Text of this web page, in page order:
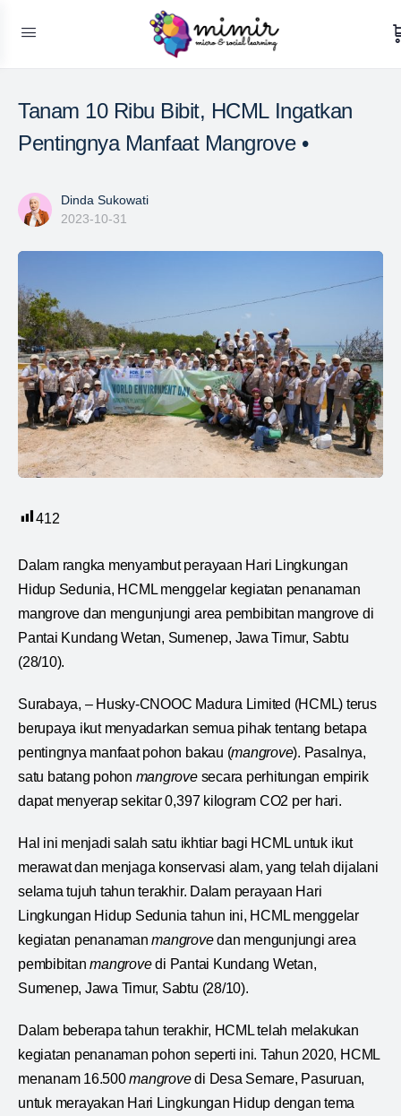
Tanam 10 Ribu Bibit, HCML Ingatkan
Pentingnya Manfaat Mangrove •
Dinda Sukowati
2023-10-31
412
Dalam rangka menyambut perayaan Hari Lingkungan
Hidup Sedunia, HCML menggelar kegiatan penanaman
mangrove dan mengunjungi area pembibitan mangrove di
Pantai Kundang Wetan, Sumenep, Jawa Timur, Sabtu
(28/10).
Surabaya, – Husky-CNOOC Madura Limited (HCML) terus
berupaya ikut menyadarkan semua pihak tentang betapa
pentingnya manfaat pohon bakau (mangrove). Pasalnya,
satu batang pohon mangrovesecara perhitungan empirik
dapat menyerap sekitar 0,397 kilogram CO2 per hari.
Hal ini menjadi salah satu ikhtiar bagi HCML untuk ikut
merawat dan menjaga konservasi alam, yang telah dijalani
selama tujuh tahun terakhir. Dalam perayaan Hari
Lingkungan Hidup Sedunia tahun ini, HCML menggelar
kegiatan penanamanmangrovedan mengunjungi area
pembibitanmangrovedi Pantai Kundang Wetan,
Sumenep, Jawa Timur, Sabtu (28/10).
Dalam beberapa tahun terakhir, HCML telah melakukan
kegiatan penanaman pohon seperti ini. Tahun 2020, HCML
menanam 16.500mangrovedi Desa Semare, Pasuruan,
untuk merayakan Hari Lingkungan Hidup dengan tema